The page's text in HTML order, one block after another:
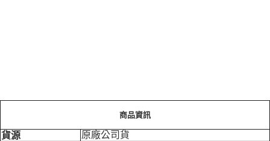
商品資訊
貨源 原廠公司貨